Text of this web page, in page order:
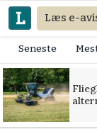
Læs e-
Seneste